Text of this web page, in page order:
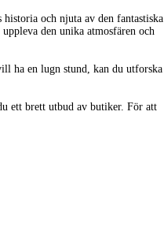
historia och njuta av den fantastiska
den unika atmosfären och
ha en lugn stund, kan du utforska
ett brett utbud av butiker. För att